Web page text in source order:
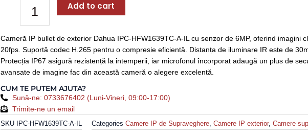
30m,
Microfon
Încorporat
-
Dahua
IPC-
HFW1639TC-
IL
Add to cart
Cameră IP bullet de exterior Dahua IPC-HFW1639TC-A-IL cu senzor de 6MP, oferind imagini
20fps. Suportă codec H.265 pentru o compresie eficientă. Distanța de iluminare IR este de
Protecția IP67 asigură rezistență la intemperii, iar microfonul încorporat adaugă un plus de
avansate de imagine fac din această cameră o alegere excelentă.
CUM TE PUTEM AJUTA?
Sună-ne: 0733676402 (Luni-Vineri, 09:00-17:00)
Trimite-ne un email
SKU IPC-HFW1639TC-A-IL Categories Camere IP de Supraveghere,Camere IP exterior,Camere